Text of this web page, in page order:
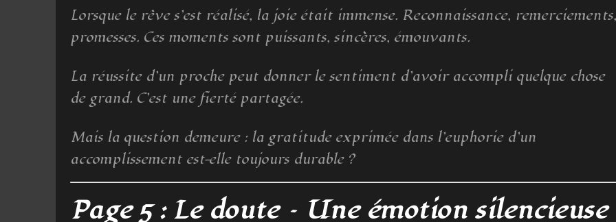
Lorsque le rêve s’est réalisé, la joie était immense. Reconnaissance, remerciements,
promesses. Ces moments sont puissants, sincères, émouvants.
La réussite d’un proche peut donner le sentiment d’avoir accompli quelque chose
de grand. C’est une fierté partagée.
Mais la question demeure : la gratitude exprimée dans l’euphorie d’un
accomplissement est-elle toujours durable ?
Page 5 : Le doute – Une émotion silencieuse